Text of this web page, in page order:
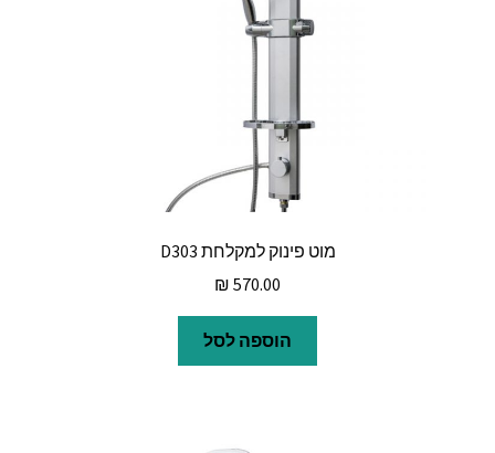
מוט פינוק למקלחת D303
₪ 570.00
הוספה לסל